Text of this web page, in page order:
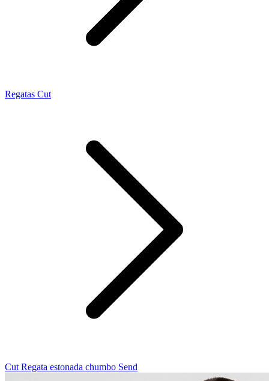
Regatas Cut
Cut Regata estonada chumbo Send